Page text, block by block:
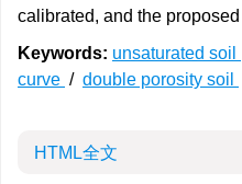
calibrated, and the
Keywords: unsaturated soil
curve / double porosity soil
HTML全文